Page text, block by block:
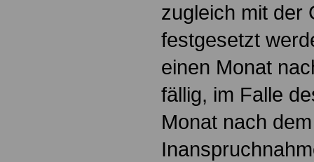
zugleich mit der
festgesetzt
einen Monat
fällig, im Falle
Monat nach